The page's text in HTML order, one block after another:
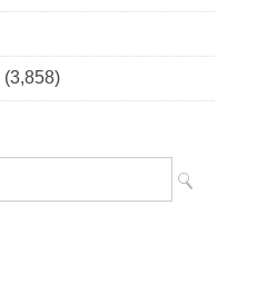
(3,858)